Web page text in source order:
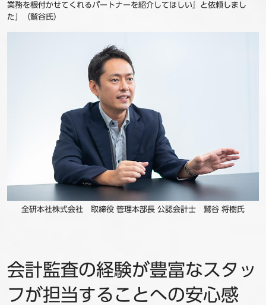
業務を根付かせてくれるパートナーを紹介してほしい』と依頼しまし
た」（鷲谷氏）
全研本社株式会社 取締役 管理本部長 公認会計士 鷲谷 将樹氏
会計監査の経験が豊富なスタッ
フが担当することへの安心感